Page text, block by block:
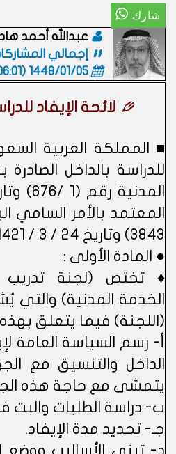
عبدالله أحمد
إجمالي المشاركات :
1448/01/05 (06:01 صباحاً)
لائحة الإيفاد
■ المملكة العربية
للدراسة بالداخل
3843) وتاريخ 24 / 3 / 1421هـ.
● المادة الأولى :
♦ تختص (لجنة
الخدمة المدنية) والتي
(اللجنة) فيما يتعلق بهذه
أ- رسم السياسة العامة
الداخل والتنسيق مع
يتمشى مع حاجة هذه
ب- دراسة الطلبات والبت
جـ- تحديد مدة الإيفاد.
د- تبني الأساليب ووضع